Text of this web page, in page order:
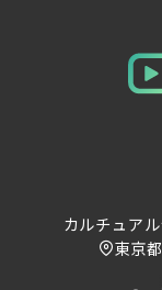
カルチュア
東京